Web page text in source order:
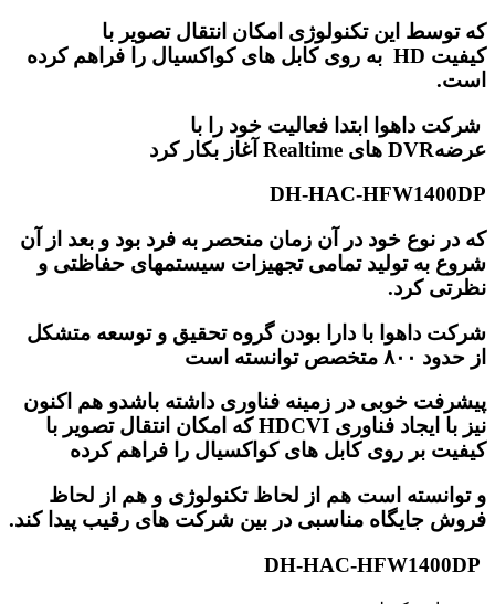
که توسط این تکنولوژی امکان انتقال تصویر با
کیفیت HD به روی کابل های کواکسیال را فراهم کرده
است.
شرکت داهوا ابتدا فعالیت خود را با
عرضهDVR های Realtime آغاز بکار کرد
DH-HAC-HFW1400DP
که در نوع خود در آن زمان منحصر به فرد بود و بعد از آن
شروع به تولید تمامی تجهیزات سیستمهای حفاظتی و
نظرتی کرد.
شرکت داهوا با دارا بودن گروه تحقیق و توسعه متشکل
از حدود ۸۰۰ متخصص توانسته است
پیشرفت خوبی در زمینه فناوری داشته باشدو هم اکنون
نیز با ایجاد فناوری HDCVI که امکان انتقال تصویر با
کیفیت بر روی کابل های کواکسیال را فراهم کرده
و توانسته است هم از لحاظ تکنولوژی و هم از لحاظ
فروش جایگاه مناسبی در بین شرکت های رقیب پیدا کند.